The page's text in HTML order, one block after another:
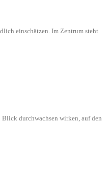
einschätzen. Im Zentrum steht
Blick durchwachsen wirken, auf den